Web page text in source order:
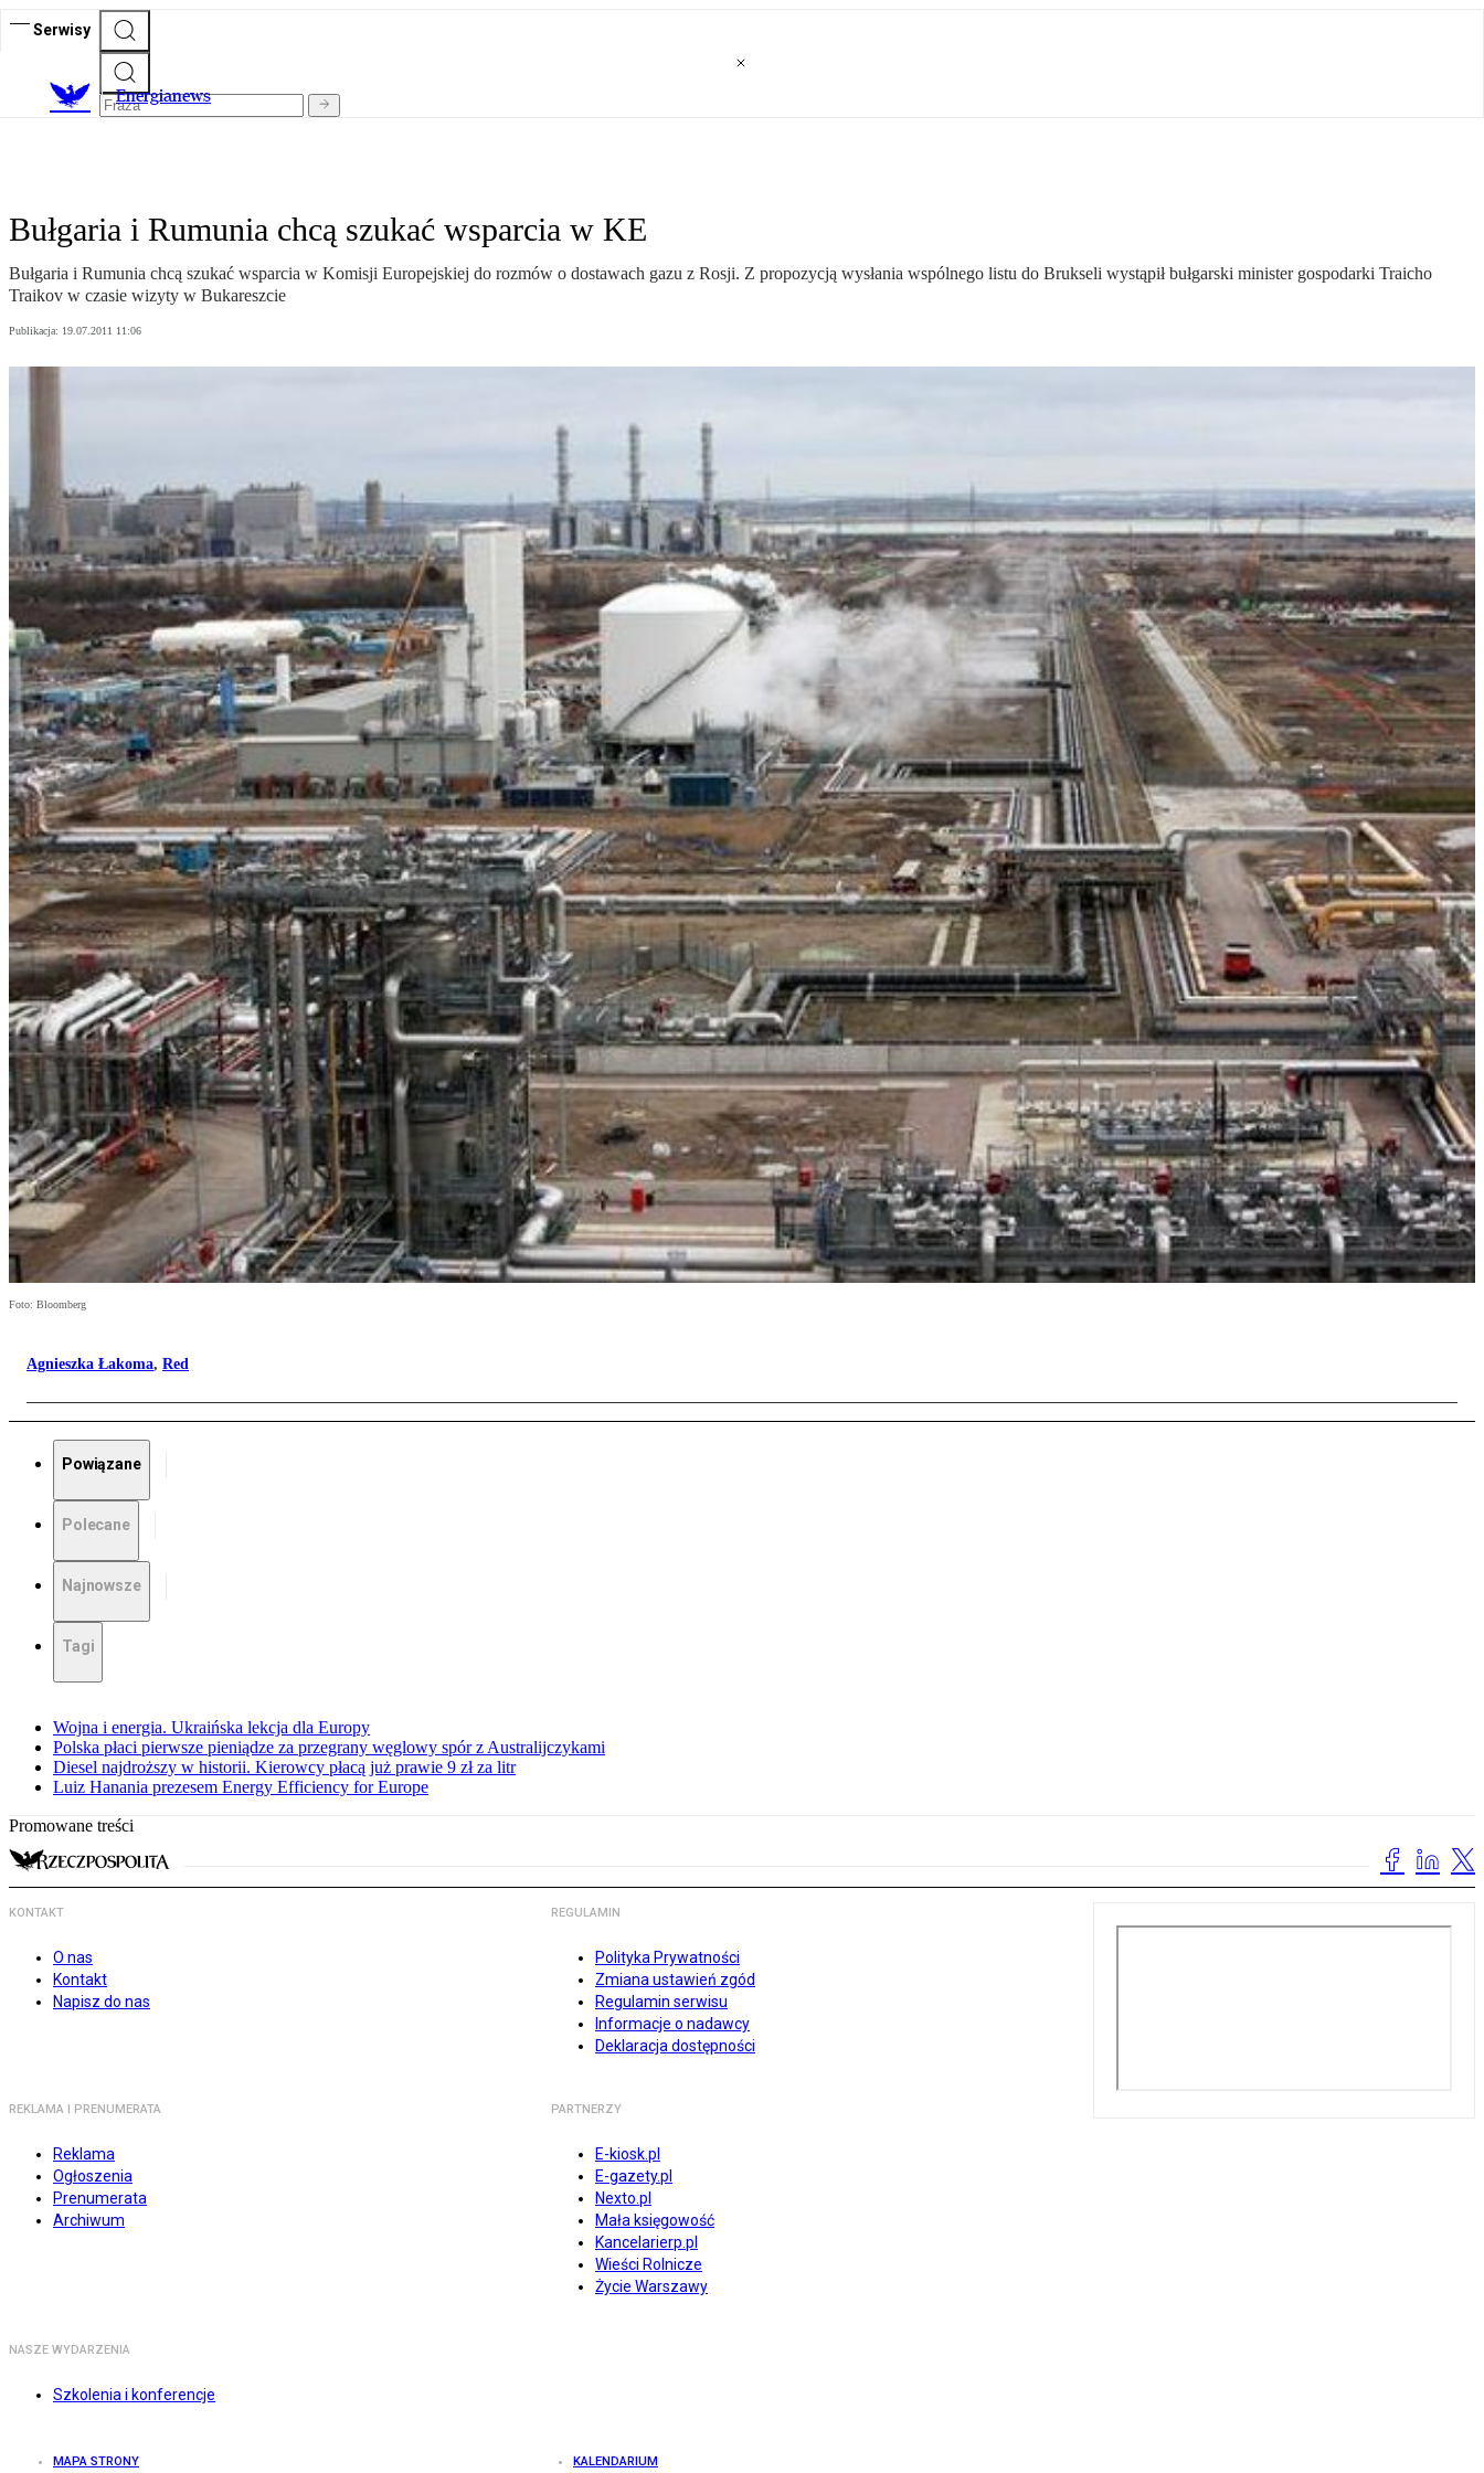
Serwisy
Energianews
Bułgaria i Rumunia chcą szukać wsparcia w KE
Bułgaria i Rumunia chcą szukać wsparcia w Komisji Europejskiej do rozmów o dostawach gazu z Rosji. Z propozycją wysłania wspólnego listu do Brukseli wystąpił bułgarski minister gospodarki Traicho
Traikov w czasie wizyty w Bukareszcie
Publikacja: 19.07.2011 11:06
Foto: Bloomberg
Agnieszka Łakoma, Red
Powiązane
Polecane
Najnowsze
Tagi
Wojna i energia. Ukraińska lekcja dla Europy
Polska płaci pierwsze pieniądze za przegrany węglowy spór z Australijczykami
Diesel najdroższy w historii. Kierowcy płacą już prawie 9 zł za litr
Luiz Hanania prezesem Energy Efficiency for Europe
Promowane treści
KONTAKT
O nas
Kontakt
Napisz do nas
REGULAMIN
Polityka Prywatności
Zmiana ustawień zgód
Regulamin serwisu
Informacje o nadawcy
Deklaracja dostępności
REKLAMA I PRENUMERATA
Reklama
Ogłoszenia
Prenumerata
Archiwum
PARTNERZY
E-kiosk.pl
E-gazety.pl
Nexto.pl
Mała księgowość
Kancelarierp.pl
Wieści Rolnicze
Życie Warszawy
NASZE WYDARZENIA
Szkolenia i konferencje
MAPA STRONY KALENDARIUM